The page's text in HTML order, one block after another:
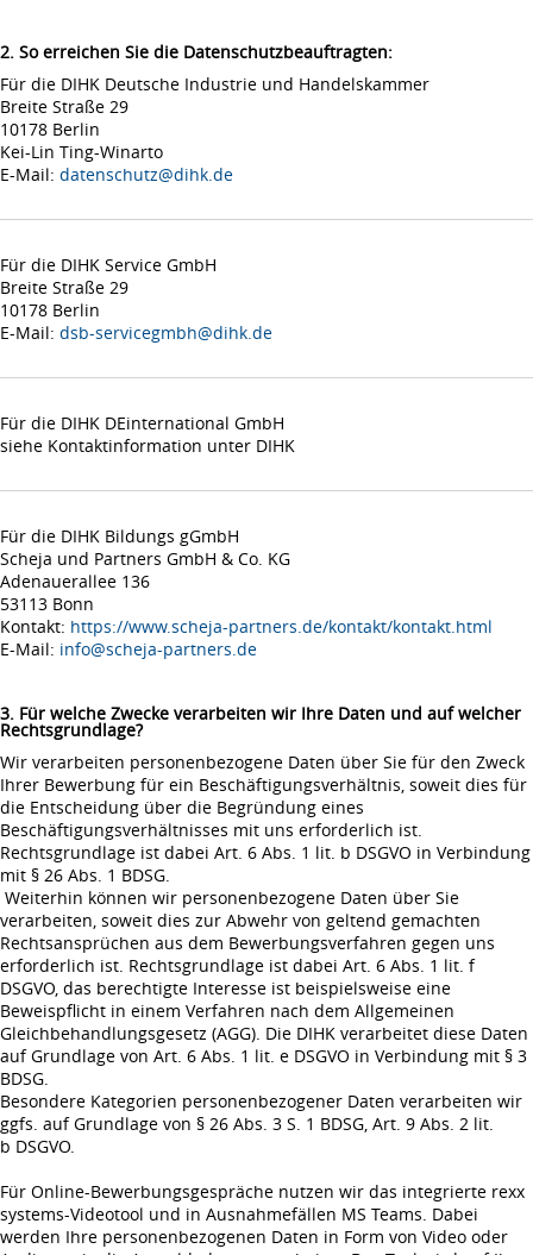
2. So erreichen Sie die Datenschutzbeauftragten:
Für die DIHK Deutsche Industrie und Handelskammer
Breite Straße 29
10178 Berlin
Kei-Lin Ting-Winarto
E-Mail: datenschutz@dihk.de
Für die DIHK Service GmbH
Breite Straße 29
10178 Berlin
E-Mail: dsb-servicegmbh@dihk.de
Für die DIHK DEinternational GmbH
siehe Kontaktinformation unter DIHK
Für die DIHK Bildungs gGmbH
Scheja und Partners GmbH & Co. KG
Adenauerallee 136
53113 Bonn
Kontakt: https://www.scheja-partners.de/kontakt/kontakt.html
E-Mail: info@scheja-partners.de
3. Für welche Zwecke verarbeiten wir Ihre Daten und auf welcher
Rechtsgrundlage?
Wir verarbeiten personenbezogene Daten über Sie für den Zweck
Ihrer Bewerbung für ein Beschäftigungsverhältnis, soweit dies für
die Entscheidung über die Begründung eines
Beschäftigungsverhältnisses mit uns erforderlich ist.
Rechtsgrundlage ist dabei Art. 6 Abs. 1 lit. b DSGVO in Verbindung
mit § 26 Abs. 1 BDSG.
Weiterhin können wir personenbezogene Daten über Sie
verarbeiten, soweit dies zur Abwehr von geltend gemachten
Rechtsansprüchen aus dem Bewerbungsverfahren gegen uns
erforderlich ist. Rechtsgrundlage ist dabei Art. 6 Abs. 1 lit. f
DSGVO, das berechtigte Interesse ist beispielsweise eine
Beweispflicht in einem Verfahren nach dem Allgemeinen
Gleichbehandlungsgesetz (AGG). Die DIHK verarbeitet diese Daten
auf Grundlage von Art. 6 Abs. 1 lit. e DSGVO in Verbindung mit § 3
BDSG.
Besondere Kategorien personenbezogener Daten verarbeiten wir
ggfs. auf Grundlage von § 26 Abs. 3 S. 1 BDSG, Art. 9 Abs. 2 lit.
b DSGVO.
Für Online-Bewerbungsgespräche nutzen wir das integrierte rexx
systems-Videotool und in Ausnahmefällen MS Teams. Dabei
werden Ihre personenbezogenen Daten in Form von Video oder